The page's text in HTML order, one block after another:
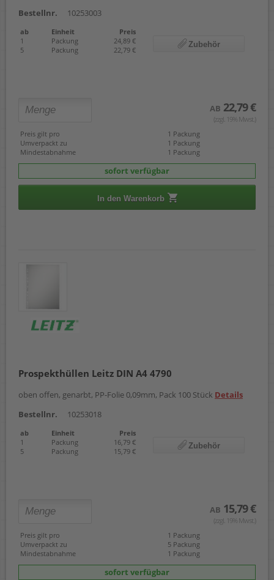
Bestellnr.
10253003
ab Einheit
Preis
1
Packung
24,89 €
5
Packung 22,79 €
Zubehör
AB 22,79 €
(zzgl. 19% Mwst.)
Preis gilt pro
1 Packung
Umverpackt zu
1 Packung
Mindestabnahme
1 Packung
sofort verfügbar
In den Warenkorb
Prospekthüllen Leitz DIN A4 4790
oben offen, genarbt, PP-Folie 0,09mm, Pack 100 Stück Details
Bestellnr.
10253018
ab Einheit
Preis
1
Packung
16,79 €
5
Packung 15,79 €
Zubehör
AB 15,79 €
(zzgl. 19% Mwst.)
Preis gilt pro
1 Packung
Umverpackt zu
5 Packung
Mindestabnahme
1 Packung
sofort verfügbar